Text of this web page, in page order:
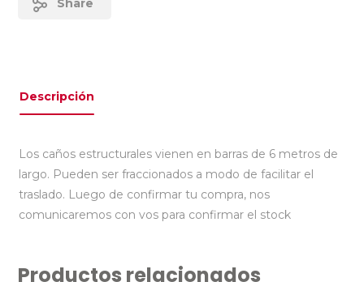
Share
Descripción
Los caños estructurales vienen en barras de 6 metros de
largo. Pueden ser fraccionados a modo de facilitar el
traslado. Luego de confirmar tu compra, nos
comunicaremos con vos para confirmar el stock
Productos relacionados